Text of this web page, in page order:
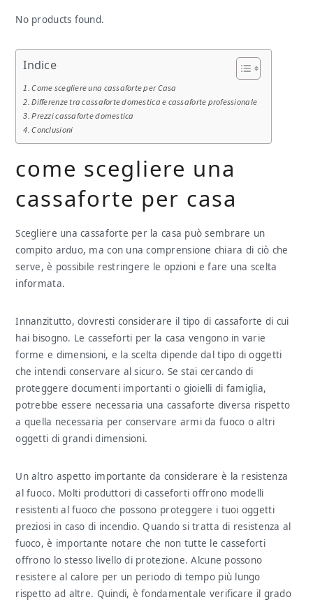
No products found.
Indice
Come scegliere una cassaforte per Casa
Differenze tra cassaforte domestica e cassaforte professionale
Prezzi cassaforte domestica
Conclusioni
come scegliere una
cassaforte per casa
Scegliere una cassaforte per la casa può sembrare un
compito arduo, ma con una comprensione chiara di ciò che
serve, è possibile restringere le opzioni e fare una scelta
informata.
Innanzitutto, dovresti considerare il tipo di cassaforte di cui
hai bisogno. Le casseforti per la casa vengono in varie
forme e dimensioni, e la scelta dipende dal tipo di oggetti
che intendi conservare al sicuro. Se stai cercando di
proteggere documenti importanti o gioielli di famiglia,
potrebbe essere necessaria una cassaforte diversa rispetto
a quella necessaria per conservare armi da fuoco o altri
oggetti di grandi dimensioni.
Un altro aspetto importante da considerare è la resistenza
al fuoco. Molti produttori di casseforti offrono modelli
resistenti al fuoco che possono proteggere i tuoi oggetti
preziosi in caso di incendio. Quando si tratta di resistenza al
fuoco, è importante notare che non tutte le casseforti
offrono lo stesso livello di protezione. Alcune possono
resistere al calore per un periodo di tempo più lungo
rispetto ad altre. Quindi, è fondamentale verificare il grado